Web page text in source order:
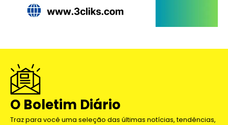
O Boletim Diário
Traz para você uma seleção das últimas notícias, tendências,